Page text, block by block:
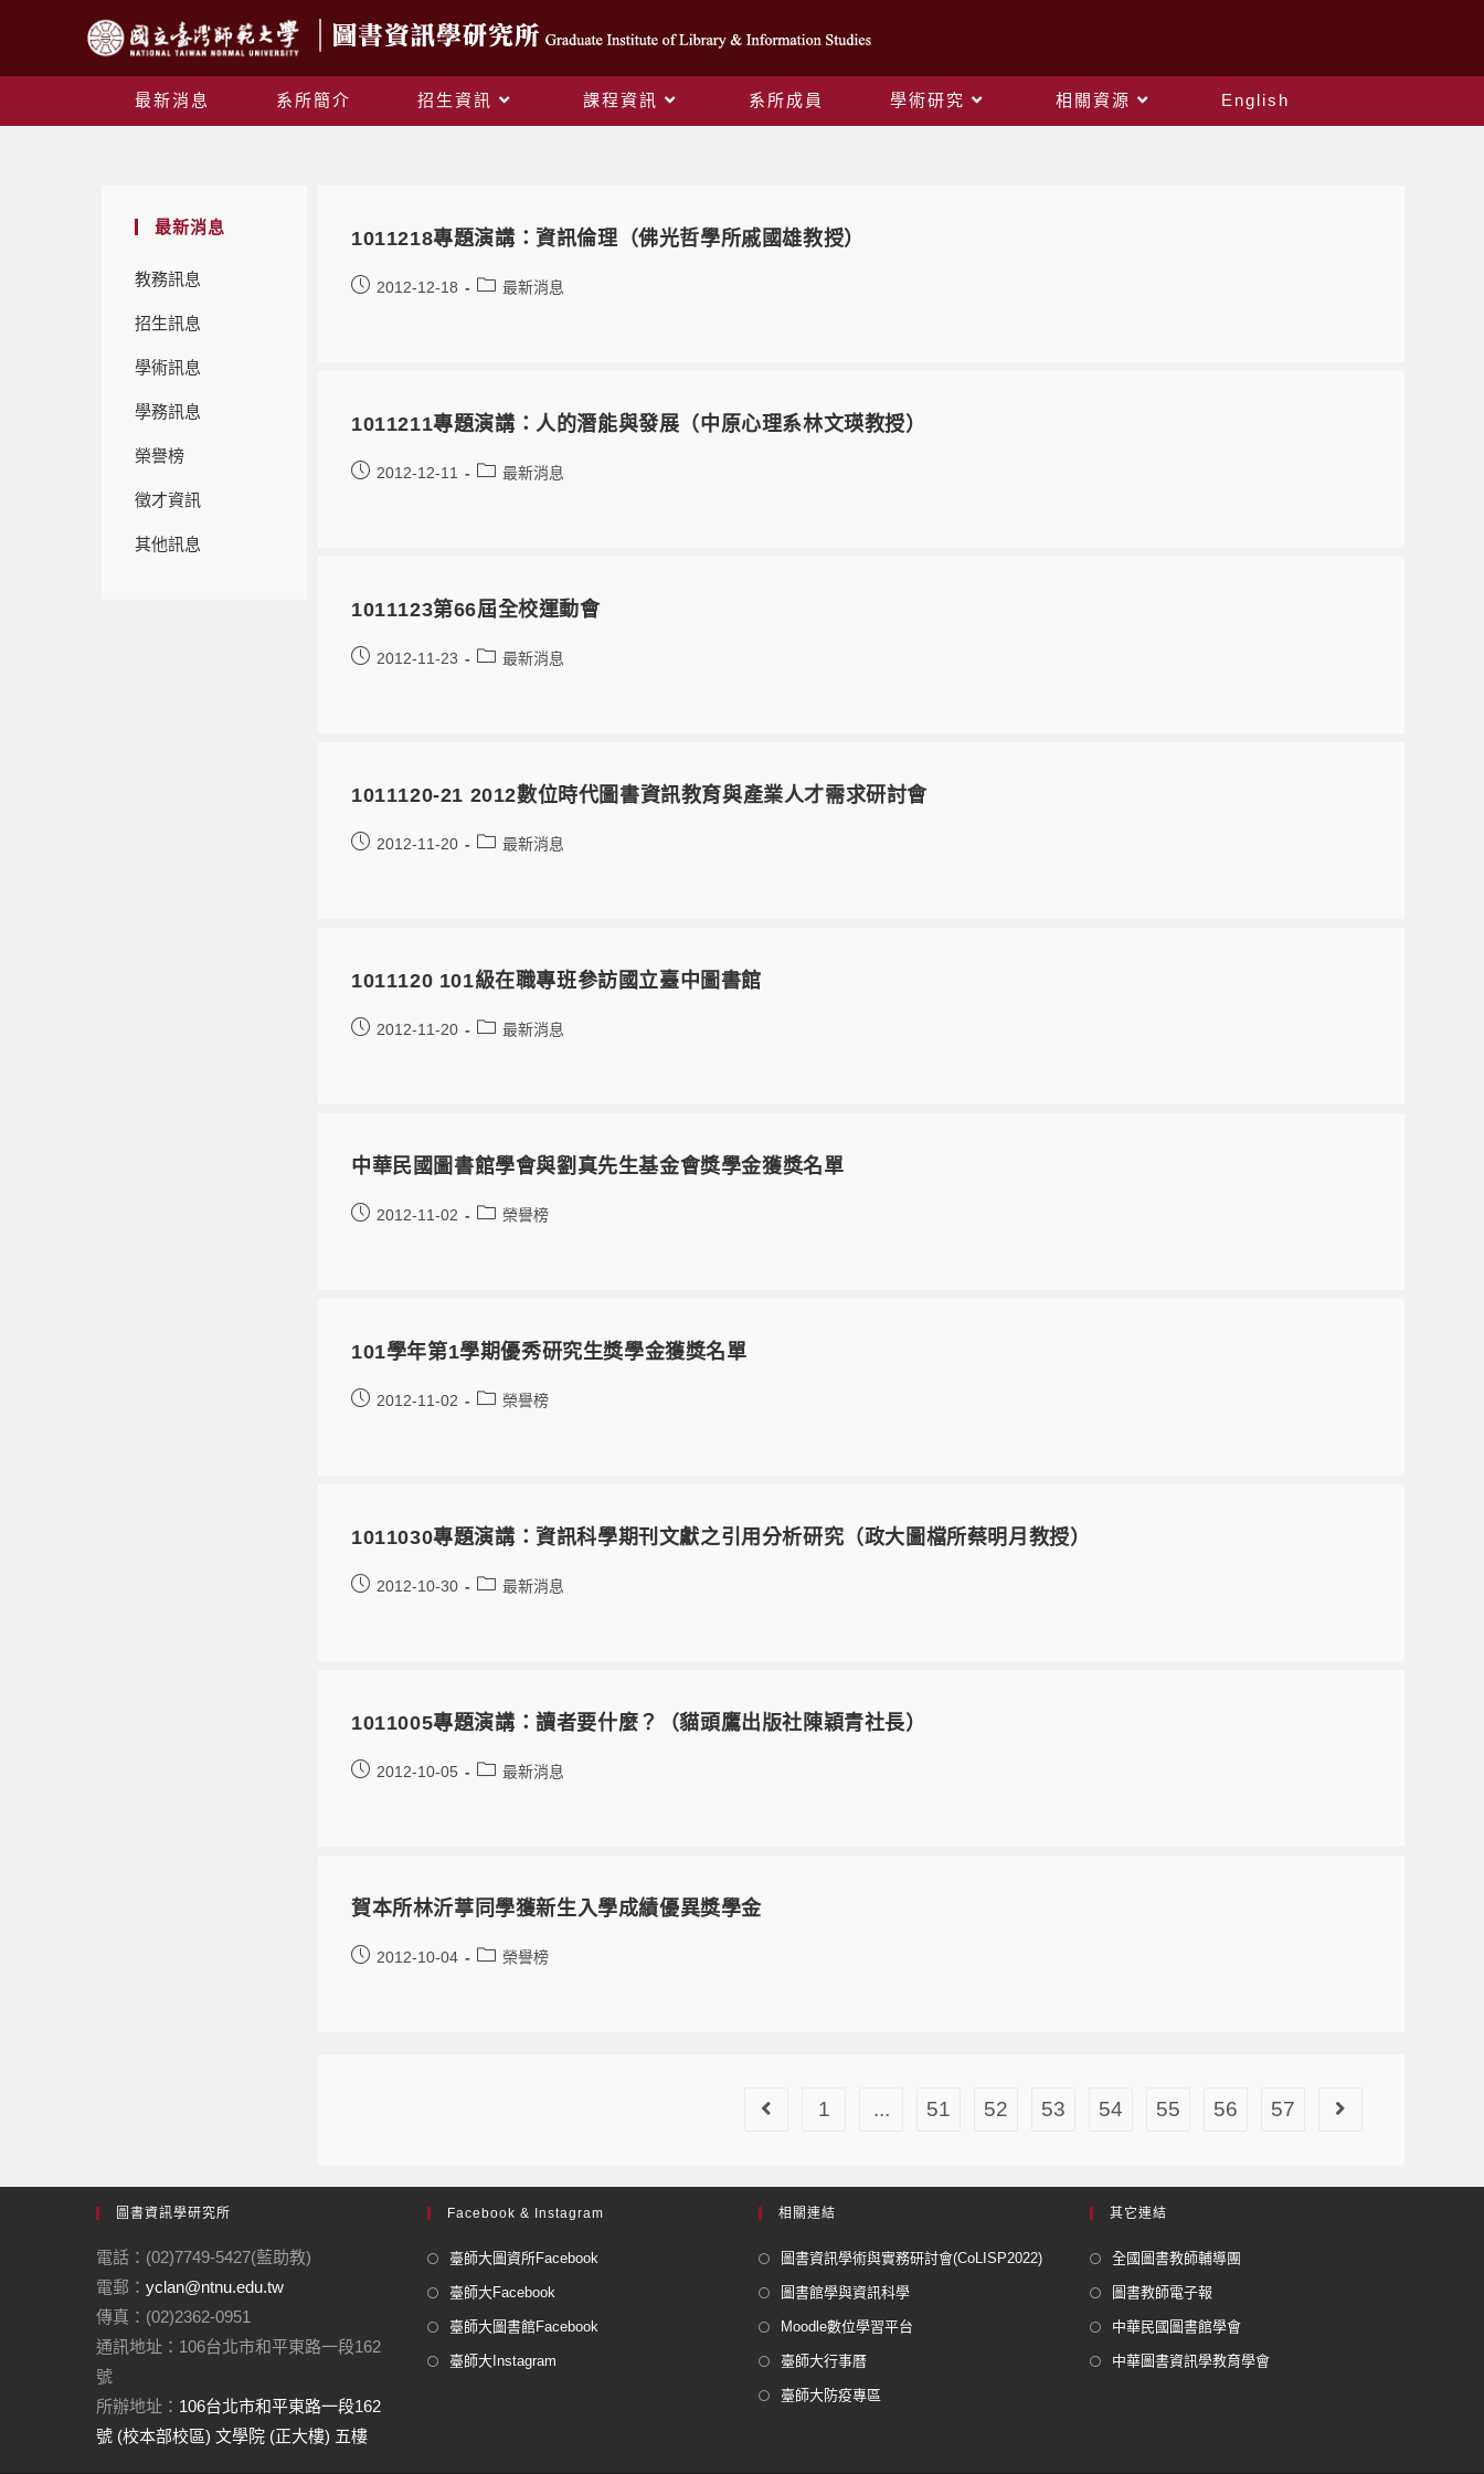
最新消息 系所簡介 招生資訊 課程資訊 系所成員 學術研究 相關資源 English
最新消息
教務訊息
招生訊息
學術訊息
學務訊息
榮譽榜
徵才資訊
其他訊息
1011218專題演講：資訊倫理（佛光哲學所戚國雄教授）
2012-12-18 最新消息
1011211專題演講：人的潛能與發展（中原心理系林文瑛教授）
2012-12-11 最新消息
1011123第66屆全校運動會
2012-11-23 最新消息
1011120-21 2012數位時代圖書資訊教育與產業人才需求研討會
2012-11-20 最新消息
1011120 101級在職專班參訪國立臺中圖書館
2012-11-20 最新消息
中華民國圖書館學會與劉真先生基金會獎學金獲獎名單
2012-11-02 榮譽榜
101學年第1學期優秀研究生獎學金獲獎名單
2012-11-02 榮譽榜
1011030專題演講：資訊科學期刊文獻之引用分析研究（政大圖檔所蔡明月教授）
2012-10-30 最新消息
1011005專題演講：讀者要什麼？（貓頭鷹出版社陳穎青社長）
2012-10-05 最新消息
賀本所林沂葶同學獲新生入學成績優異獎學金
2012-10-04 榮譽榜
1 ... 51 52 53 54 55 56 57
圖書資訊學研究所
電話：(02)7749-5427(藍助教)
電郵： yclan@ntnu.edu.tw
傳真：(02)2362-0951
通訊地址：106台北市和平東路一段162
號
所辦地址： 106台北市和平東路一段162
號 (校本部校區) 文學院 (正大樓) 五樓
Facebook & Instagram
臺師大圖資所Facebook
臺師大Facebook
臺師大圖書館Facebook
臺師大Instagram
相關連結
圖書資訊學術與實務研討會(CoLISP2022)
圖書館學與資訊科學
Moodle數位學習平台
臺師大行事曆
臺師大防疫專區
其它連結
全國圖書教師輔導團
圖書教師電子報
中華民國圖書館學會
中華圖書資訊學教育學會